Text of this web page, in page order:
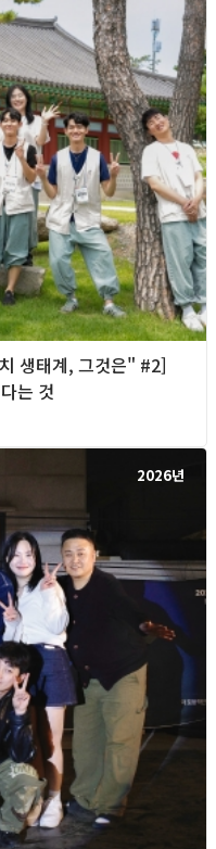
생태계, 그것은" #2]
는 것
2026년